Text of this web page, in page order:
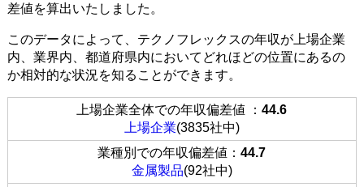
差値を算出いたしました。
このデータによって、テクノフレックスの年収が上場企業
内、業界内、都道府県内においてどれほどの位置にあるの
か相対的な状況を知ることができます。
上場企業全体での年収偏差値 ：44.6
上場企業(3835社中)
業種別での年収偏差値：44.7
金属製品(92社中)